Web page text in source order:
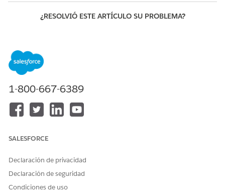
¿RESOLVIÓ ESTE ARTÍCULO SU PROBLEMA?
1-800-667-6389
SALESFORCE
Declaración de privacidad
Declaración de seguridad
Condiciones de uso